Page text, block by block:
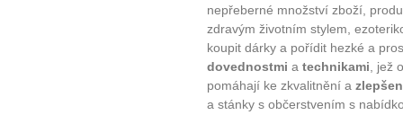
nepřeberné množství zboží,
zdravým životním stylem,
koupit dárky a pořídit hezké a
dovednostmi a technikami, jež
pomáhají ke zkvalitnění a
a stánky s občerstvením s